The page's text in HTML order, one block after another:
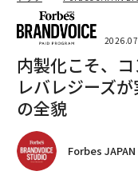
内製化こそ、
レバレジーズ
の全貌
Forbes